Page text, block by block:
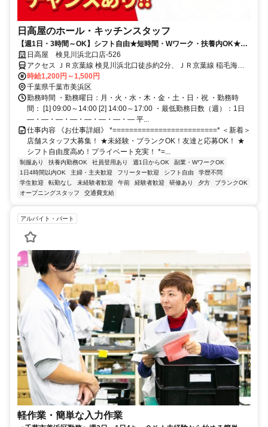
日高屋のホール・キッチンスタッフ
【週1日・3時間～OK】シフト自由★短時間・Wワーク・扶養内OK★食
事補助あり
日高屋 検見川浜北口店-526
アクセス ＪＲ京葉線 検見川浜北口徒歩約2分、ＪＲ京葉線 稲毛海岸
北口徒歩約22分、ＪＲ総武本線 新検見川南口徒歩約28分
時給1,200円～1,500円
千葉県千葉市美浜区
勤務時間 ・勤務曜日：月・火・水・木・金・土・日・祝 ・勤務時
間： [1] 09:00～14:00 [2] 14:00～17:00 ・最低勤務日数（週）：1日
―・―・―・―・―・―・―・― 平...
仕事内容 《お仕事詳細》 *=========================* ＜新着＞
店舗スタッフ大募集！ ★未経験・ブランクOK！友達と応募OK！ ★
シフト自由度高め！プライベート充実！ *=...
制服あり 扶養内勤務OK 社員登用あり 週1日からOK
副業・WワークOK
1日4時間以内OK
主婦・主夫歓迎 フリーター歓迎 シフト自由
学歴不問
学生歓迎
転勤なし 未経験者歓迎 午前 経験者歓迎 研修あり 夕方
ブランクOK
オープニングスタッフ
交通費支給
アルバイト・パート
軽作業・簡単な入力作業